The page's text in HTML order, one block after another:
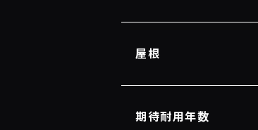
屋根
期待耐用年数